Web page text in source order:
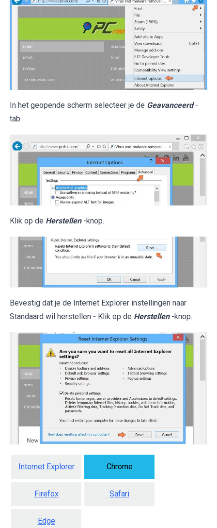
In het geopende scherm selecteer je de Geavanceerd -
tab
Klik op de Herstellen -knop.
Bevestig dat je de Internet Explorer instellingen naar
Standaard wil herstellen - Klik op de Herstellen -knop.
Internet Explorer Chrome
Firefox Safari
Edge